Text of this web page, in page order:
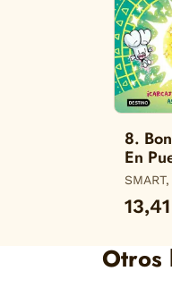
8.
En
(Boni
Otros